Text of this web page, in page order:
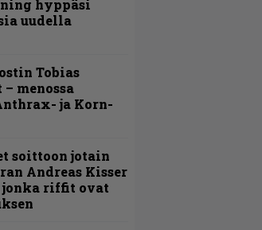
hyppäsi
uudella
Tobias
menossa
ja Korn-
soittoon jotain
Andreas Kisser
jonka riffit ovat